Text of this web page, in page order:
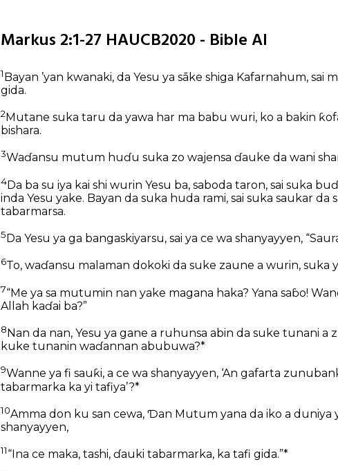
Markus 2:1-27 HAUCB2020 - Bible AI
1Bayan ’yan kwanaki, da Yesu ya sāke shiga Kafarnahum, sai
gida.
2 Mutane suka taru da yawa har ma babu wuri, ko a bakin
bishara.
3Waɗansu mutum huɗu suka zo wajensa ɗauke da wani
4Da ba su iya kai shi wurin Yesu ba, saboda taron, sai suka
inda Yesu yake. Bayan da suka huda rami, sai suka saukar da
tabarmarsa.
5 Da Yesu ya ga bangaskiyarsu, sai ya ce wa shanyayyen,
6To, waɗansu malaman dokoki da suke zaune a wurin, suka
7“Me ya sa mutumin nan yake magana haka? Yana saɓo!
Allah kaɗai ba?”
8 Nan da nan, Yesu ya gane a ruhunsa abin da suke tunani a
kuke tunanin waɗannan abubuwa?*
9Wanne ya fi sauƙi, a ce wa shanyayyen, ‘An gafarta
tabarmarka ka yi tafiya’?*
10Amma don ku san cewa, Ɗan Mutum yana da iko a duniya
shanyayyen,
11“Ina ce maka, tashi, ɗauki tabarmarka, ka tafi gida.”*